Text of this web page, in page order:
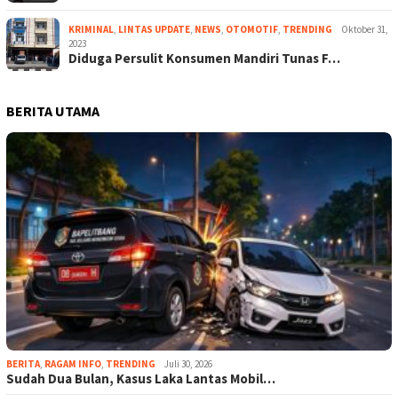
KRIMINAL, LINTAS UPDATE, NEWS, OTOMOTIF, TRENDING
Oktober 31,
2023
Diduga Persulit Konsumen Mandiri Tunas F…
BERITA UTAMA
BERITA, RAGAM INFO, TRENDING Juli 30, 2026
Sudah Dua Bulan, Kasus Laka Lantas Mobil…